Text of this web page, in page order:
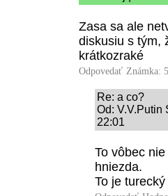
Zasa sa ale
diskusiu s tým,
krátkozraké
Odpovedať Známka:
Re: a co?
Od: V.V.Putin
22:01
To vôbec
hniezda.
To je